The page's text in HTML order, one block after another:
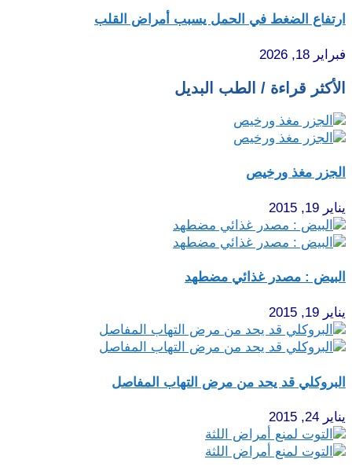
ارتفاع الضغط في الحمل يسبب أمراض القلب
فبراير 18, 2026
الأكثر قراءة / الطب البديل
الجزر مغذ ورخيص
يناير 19, 2015
البيض : مصدر غذائي مضطهد
يناير 19, 2015
البروكلي قد يحد من مرض التهاب المفاصل
يناير 24, 2015